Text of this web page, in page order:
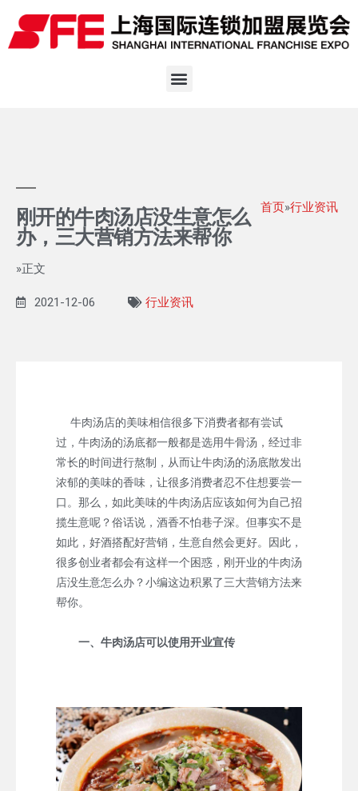
刚开的牛肉汤店没生意怎么
办，三大营销方法来帮你
首页»行业资讯
»正文
2021-12-06 行业资讯
牛肉汤店的美味相信很多下消费者都有尝试
过，牛肉汤的汤底都一般都是选用牛骨汤，经过非
常长的时间进行熬制，从而让牛肉汤的汤底散发出
浓郁的美味的香味，让很多消费者忍不住想要尝一
口。那么，如此美味的牛肉汤店应该如何为自己招
揽生意呢？俗话说，酒香不怕巷子深。但事实不是
如此，好酒搭配好营销，生意自然会更好。因此，
很多创业者都会有这样一个困惑，刚开业的牛肉汤
店没生意怎么办？小编这边积累了三大营销方法来
帮你。
一、牛肉汤店可以使用开业宣传